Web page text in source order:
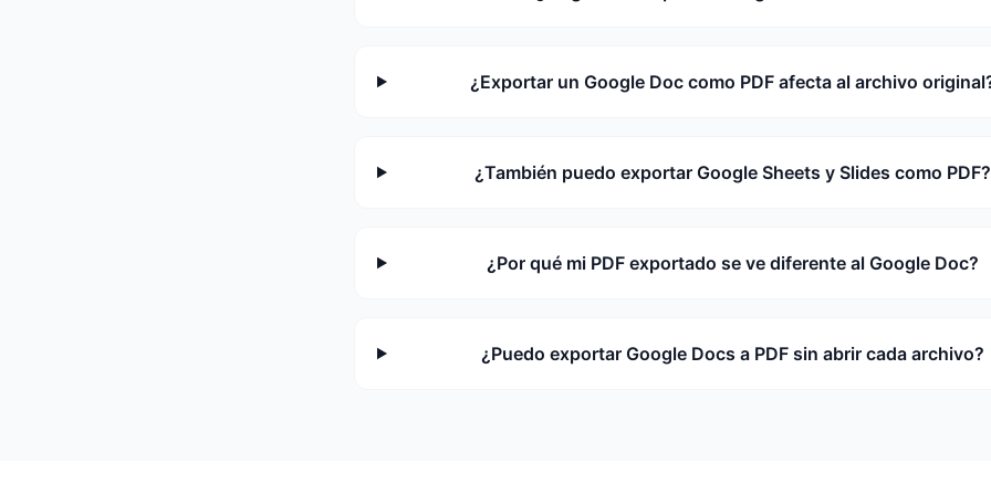
¿Exportar un Google Doc como PDF afecta al archivo
¿También puedo exportar Google Sheets y Slides como PDF?
¿Por qué mi PDF exportado se ve diferente al Google Doc?
¿Puedo exportar Google Docs a PDF sin abrir cada archivo?